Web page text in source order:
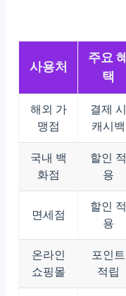
사용처
주요 혜
택
해외 가
맹점
결제 시
캐시백
국내 백
화점
할인 적
용
면세점
할인 적
용
온라인
쇼핑몰
포인트
적립